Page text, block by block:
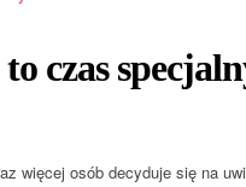
czas
więcej osób decyduje się na